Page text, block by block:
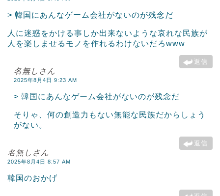
> 韓国にあんなゲーム会社がないのが残念だ
人に迷惑をかける事しか出来ないような哀れな民族が
人を楽しませるモノを作れるわけないだろwww
返信
名無しさん
2025年8月4日 9:23 AM
> 韓国にあんなゲーム会社がないのが残念だ
そりゃ、何の創造力もない無能な民族だからしょう
がない。
返信
名無しさん
2025年8月4日 8:57 AM
韓国のおかげ